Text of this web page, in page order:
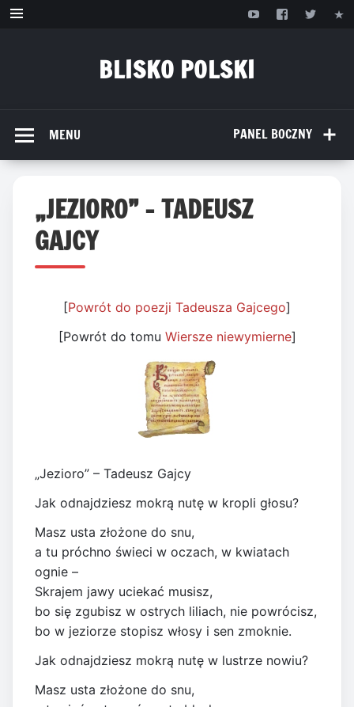
Przejdź
BLISKO POLSKI
PANEL BOCZNY
MENU
„JEZIORO” – TADEUSZ
GAJCY
[Powrót do poezji Tadeusza Gajcego]
[Powrót do tomu Wiersze niewymierne]
„Jezioro” – Tadeusz Gajcy
Jak odnajdziesz mokrą nutę w kropli głosu?
Masz usta złożone do snu,
a tu próchno świeci w oczach, w kwiatach
ognie –
Skrajem jawy uciekać musisz,
bo się zgubisz w ostrych liliach, nie powrócisz,
bo w jeziorze stopisz włosy i sen zmoknie.
Jak odnajdziesz mokrą nutę w lustrze nowiu?
Masz usta złożone do snu,